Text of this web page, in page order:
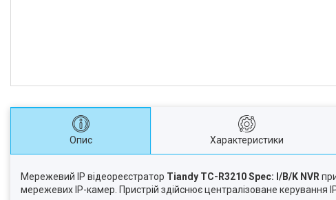
Опис Характеристики
Мережевий IP відеореєстратор Tiandy TC-R3210 Spec: I/B/K NVR
мережевих IP-камер. Пристрій здійснює централізоване керування